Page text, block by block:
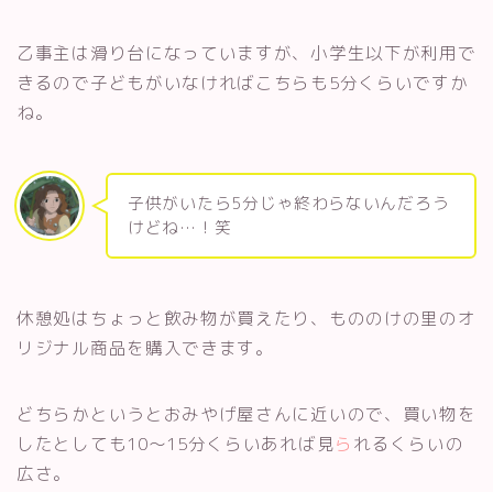
乙事主は滑り台になっていますが、小学生以下が利用で
きるので子どもがいなければこちらも5分くらいですか
ね。
子供がいたら5分じゃ終わらないんだろう
けどね…！笑
休憩処はちょっと飲み物が買えたり、もののけの里のオ
リジナル商品を購入できます。
どちらかというとおみやげ屋さんに近いので、買い物を
したとしても10〜15分くらいあれば見ら れるくらいの
広さ。